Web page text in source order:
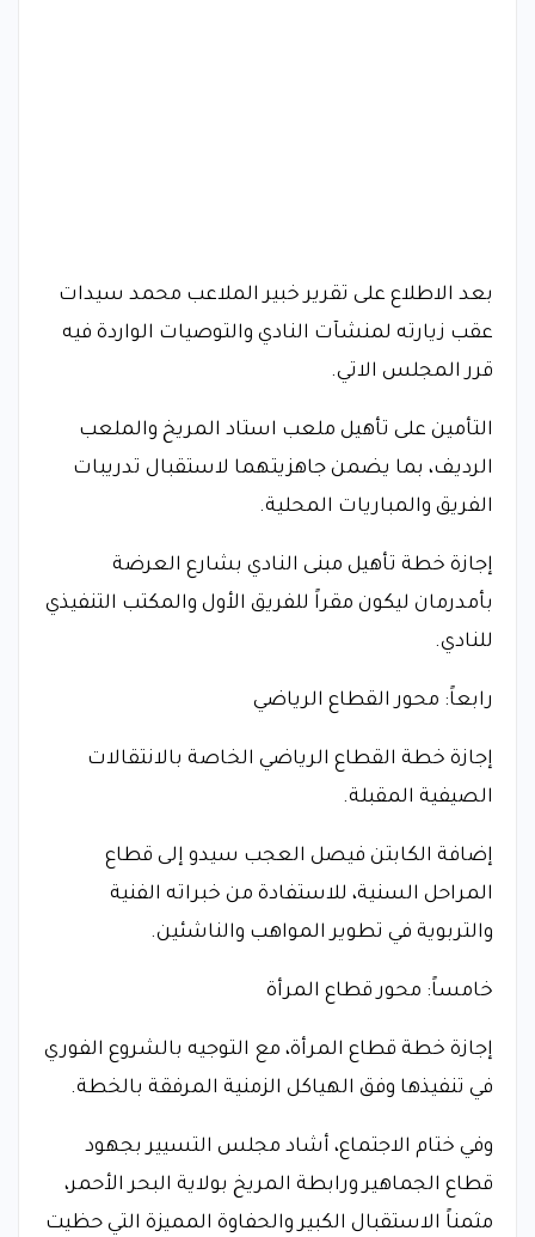
بعد الاطلاع على تقرير خبير الملاعب محمد سيدات
عقب زيارته لمنشآت النادي والتوصيات الواردة فيه
قرر المجلس الاتي.
التأمين على تأهيل ملعب استاد المريخ والملعب
الرديف، بما يضمن جاهزيتهما لاستقبال تدريبات
الفريق والمباريات المحلية.
إجازة خطة تأهيل مبنى النادي بشارع العرضة
بأمدرمان ليكون مقراً للفريق الأول والمكتب التنفيذي
للنادي.
رابعاً: محور القطاع الرياضي
إجازة خطة القطاع الرياضي الخاصة بالانتقالات
الصيفية المقبلة.
إضافة الكابتن فيصل العجب سيدو إلى قطاع
المراحل السنية، للاستفادة من خبراته الفنية
والتربوية في تطوير المواهب والناشئين.
خامساً: محور قطاع المرأة
إجازة خطة قطاع المرأة، مع التوجيه بالشروع الفوري
في تنفيذها وفق الهياكل الزمنية المرفقة بالخطة.
وفي ختام الاجتماع، أشاد مجلس التسيير بجهود
قطاع الجماهير ورابطة المريخ بولاية البحر الأحمر،
مثمناً الاستقبال الكبير والحفاوة المميزة التي حظيت